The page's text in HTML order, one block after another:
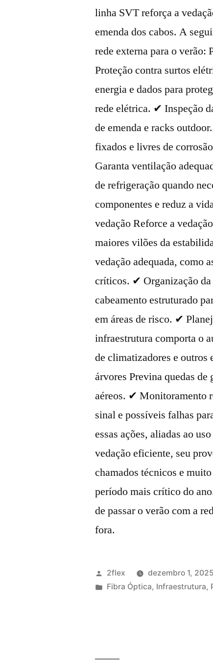
linha SVT reforça a
emenda dos cabos. A
rede externa para o
Proteção contra surtos
energia e dados para
rede elétrica. ✔ Inspeção
de emenda e racks
fixados e livres de
Garanta ventilação
de refrigeração quando
componentes e reduz a
vedação Reforce a
maiores vilões da
vedação adequada, como
críticos. ✔ Organização
cabeamento estruturado
em áreas de risco. ✔
infraestrutura comporta o
de climatizadores e
árvores Previna quedas de
aéreos. ✔ Monitoramento
sinal e possíveis falhas
essas ações, aliadas ao
vedação eficiente, seu
chamados técnicos e
período mais crítico do
de passar o verão com a
fora.
2flex
dezembro 1, 2025
Fibra Óptica, Infraestrutura,